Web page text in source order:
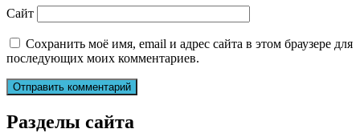
Сайт
Сохранить моё имя, email и адрес сайта в этом браузере для
последующих моих комментариев.
Разделы сайта